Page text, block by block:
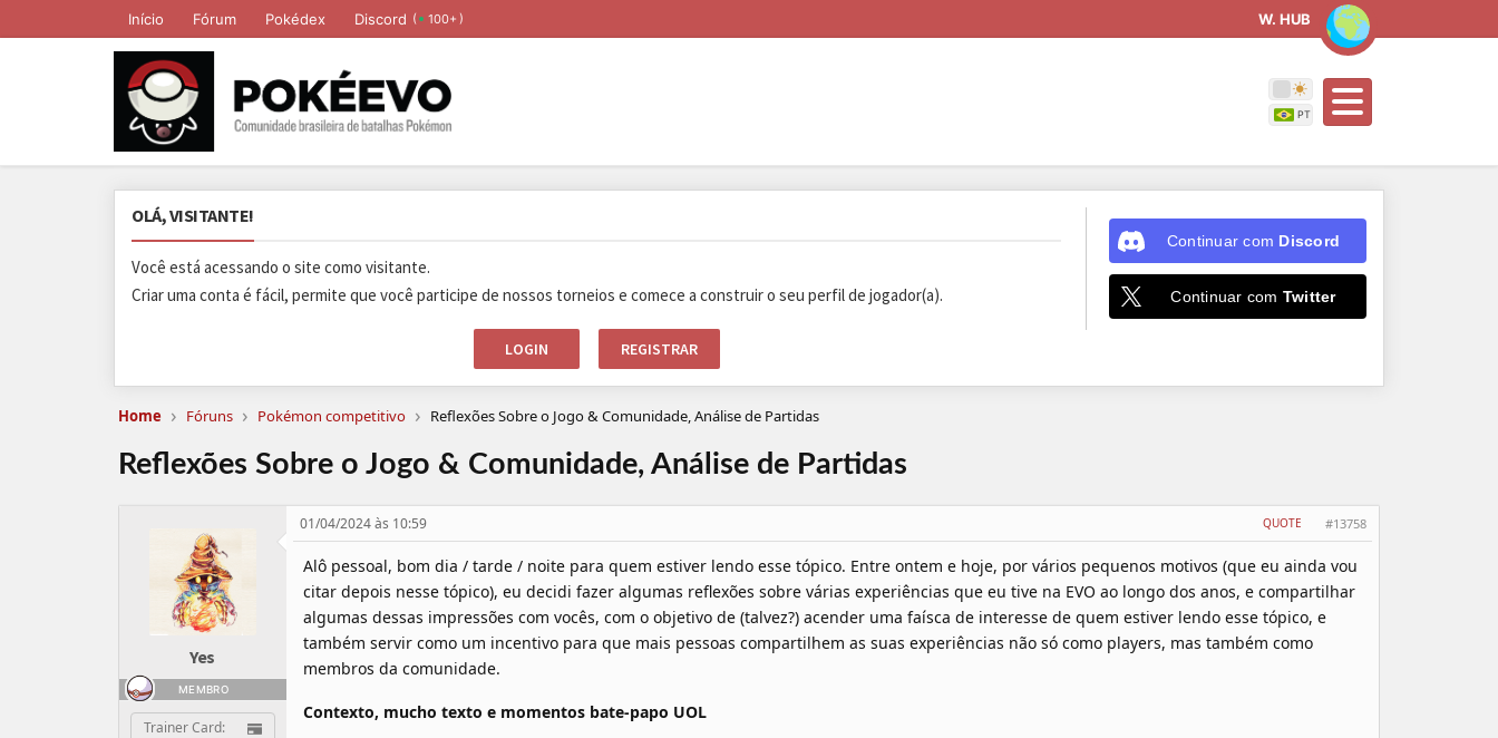
Início Fórum Pokédex Discord ( 100+ ) W. HUB
OLÁ, VISITANTE!
Você está acessando o site como visitante.
Criar uma conta é fácil, permite que você participe de nossos torneios e comece a construir o seu perfil de jogador(a).
LOGIN REGISTRAR
Continuar com Discord
Continuar com Twitter
Home › Fóruns › Pokémon competitivo › Reflexões Sobre o Jogo & Comunidade, Análise de Partidas
Reflexões Sobre o Jogo & Comunidade, Análise de Partidas
Yes
MEMBRO
Trainer Card:
01/04/2024 às 10:59 #13758
QUOTE
Alô pessoal, bom dia / tarde / noite para quem estiver lendo esse tópico. Entre ontem e hoje, por vários pequenos motivos (que eu ainda vou
citar depois nesse tópico), eu decidi fazer algumas reflexões sobre várias experiências que eu tive na EVO ao longo dos anos, e compartilhar
algumas dessas impressões com vocês, com o objetivo de (talvez?) acender uma faísca de interesse de quem estiver lendo esse tópico, e
também servir como um incentivo para que mais pessoas compartilhem as suas experiências não só como players, mas também como
membros da comunidade.
Contexto, mucho texto e momentos bate-papo UOL